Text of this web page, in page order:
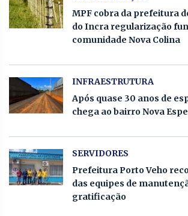
MPF cobra da prefeitura
do Incra regularização
comunidade Nova Colina
INFRAESTRUTURA
Após quase 30 anos de
chega ao bairro Nova
SERVIDORES
Prefeitura Porto Veho
das equipes de
gratificação